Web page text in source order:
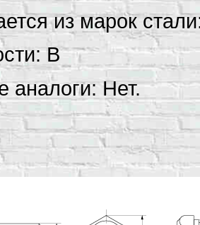
из марок
В
аналоги: Нет.